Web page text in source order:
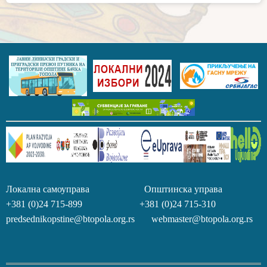
Локална самоуправа Општинска управа
+381 (0)24 715-899 +381 (0)24 715-310
predsednikopstine@btopola.org.rs webmaster@btopola.org.rs